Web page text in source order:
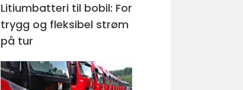
Litiumbatteri til bobil: For
trygg og fleksibel strøm
på tur